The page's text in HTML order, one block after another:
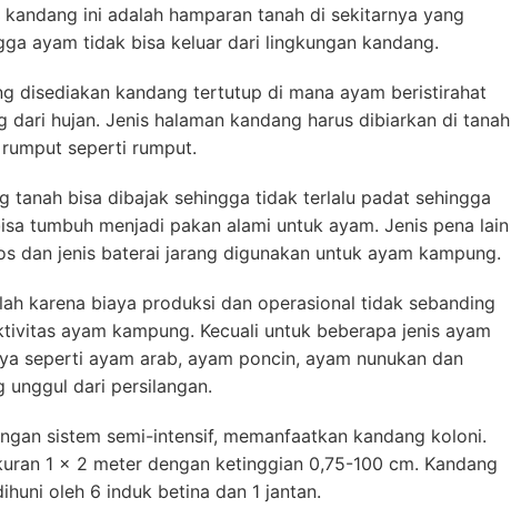
kandang ini adalah hamparan tanah di sekitarnya yang
ayam tidak bisa keluar dari lingkungan kandang.
disediakan kandang tertutup di mana ayam beristirahat
dari hujan. Jenis halaman kandang harus dibiarkan di tanah
seperti rumput.
tanah bisa dibajak sehingga tidak terlalu padat sehingga
tumbuh menjadi pakan alami untuk ayam. Jenis pena lain
dan jenis baterai jarang digunakan untuk ayam kampung.
karena biaya produksi dan operasional tidak sebanding
ayam kampung. Kecuali untuk beberapa jenis ayam
seperti ayam arab, ayam poncin, ayam nunukan dan
unggul dari persilangan.
sistem semi-intensif, memanfaatkan kandang koloni.
1 × 2 meter dengan ketinggian 0,75-100 cm. Kandang
oleh 6 induk betina dan 1 jantan.